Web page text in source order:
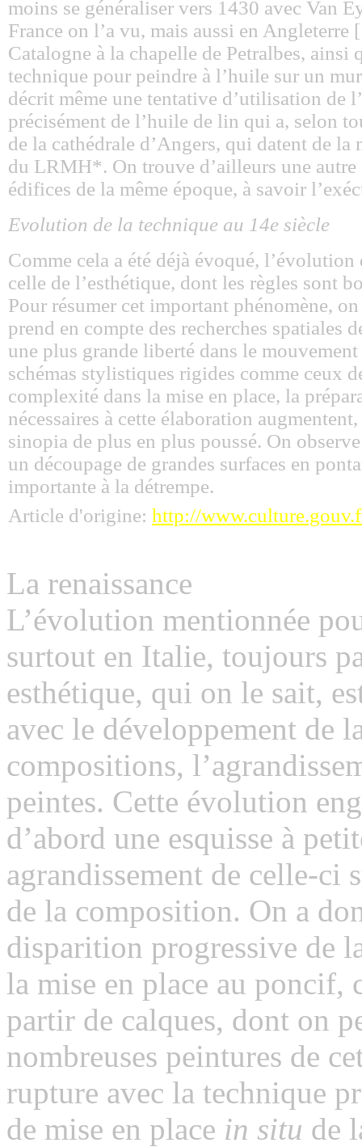
moins se généraliser vers 1430 avec Van
France on l’a vu, mais aussi en
Catalogne à la chapelle de Petralbes,
technique pour peindre à l’huile sur un
décrit même une tentative d’utilisation de
précisément de l’huile de lin qui a, selon
de la cathédrale d’Angers, qui datent de
du LRMH*. On trouve d’ailleurs une autre
édifices de la même époque, à savoir
Evolution de la technique au 14e siècle
Comme cela a été déjà évoqué,
celle de l’esthétique, dont les règles sont
Pour résumer cet important phénomène,
prend en compte des recherches spatiales
une plus grande liberté dans le
schémas stylistiques rigides comme ceux
complexité dans la mise en place, la
nécessaires à cette élaboration
sinopia de plus en plus poussé. On
un découpage de grandes surfaces en
importante à la détrempe.
Article d'origine: http://
La renaissance
L’évolution mentionnée
surtout en Italie, toujours
esthétique, qui on le sait,
avec le développement de
compositions,
peintes. Cette évolution
d’abord une esquisse à
agrandissement de celle-ci
de la composition. On a
disparition progressive de
la mise en place au poncif,
partir de calques, dont on
nombreuses peintures de
rupture avec la technique
de mise en place in situ de